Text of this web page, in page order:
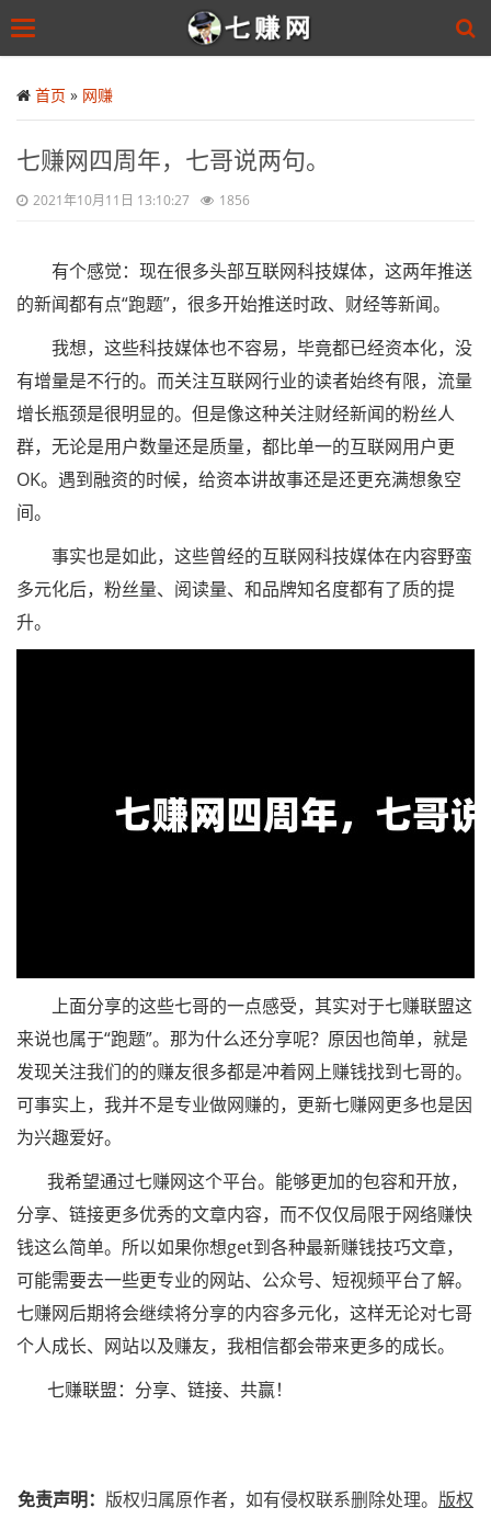
to
main
Toggle
首页 » 网赚
七赚网四周年，七哥说两句。
2021年10月11日 13:10:27 1856
有个感觉：现在很多头部互联网科技媒体，这两年推送
的新闻都有点“跑题”，很多开始推送时政、财经等新闻。
我想，这些科技媒体也不容易，毕竟都已经资本化，没
有增量是不行的。而关注互联网行业的读者始终有限，流量
增长瓶颈是很明显的。但是像这种关注财经新闻的粉丝人
群，无论是用户数量还是质量，都比单一的互联网用户更
OK。遇到融资的时候，给资本讲故事还是还更充满想象空
间。
事实也是如此，这些曾经的互联网科技媒体在内容野蛮
多元化后，粉丝量、阅读量、和品牌知名度都有了质的提
升。
上面分享的这些七哥的一点感受，其实对于七赚联盟这
来说也属于“跑题”。那为什么还分享呢？原因也简单，就是
发现关注我们的的赚友很多都是冲着网上赚钱找到七哥的。
可事实上，我并不是专业做网赚的，更新七赚网更多也是因
为兴趣爱好。
我希望通过七赚网这个平台。能够更加的包容和开放，
分享、链接更多优秀的文章内容，而不仅仅局限于网络赚快
钱这么简单。所以如果你想get到各种最新赚钱技巧文章，
可能需要去一些更专业的网站、公众号、短视频平台了解。
七赚网后期将会继续将分享的内容多元化，这样无论对七哥
个人成长、网站以及赚友，我相信都会带来更多的成长。
七赚联盟：分享、链接、共赢！
免责声明： 版权归属原作者，如有侵权联系删除处理。 版权